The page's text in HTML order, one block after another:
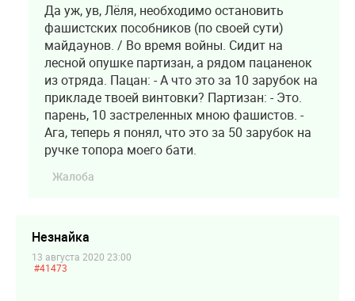
Да уж, ув, Лёля, необходимо остановить
фашистских пособников (по своей сути)
майдаунов. / Во время войны. Сидит на
лесной опушке партизан, а рядом пацаненок
из отряда. Пацан: - А что это за 10 зарубок на
прикладе твоей винтовки? Партизан: - Это.
парень, 10 застреленных мною фашистов. -
Ага, теперь я понял, что это за 50 зарубок на
ручке топора моего бати.
Жалоба
Незнайка
13 августа 2020 23:00
#41473